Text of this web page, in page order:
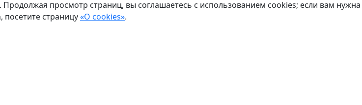
просмотр страниц, вы соглашаетесь с использованием cookies; если вам нужна
страницу«О cookies».